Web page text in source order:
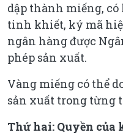
dập thành miếng,
tinh khiết, ký mã
ngân hàng được
phép sản xuất.
Vàng miếng có thể
sản xuất trong từng
Thứ hai: Quyền của